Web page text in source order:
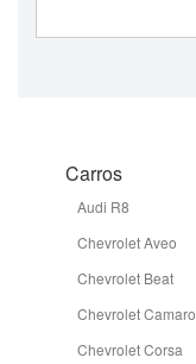
Carros
Audi R8
Chevrolet Aveo
Chevrolet Beat
Chevrolet Camaro
Chevrolet Corsa